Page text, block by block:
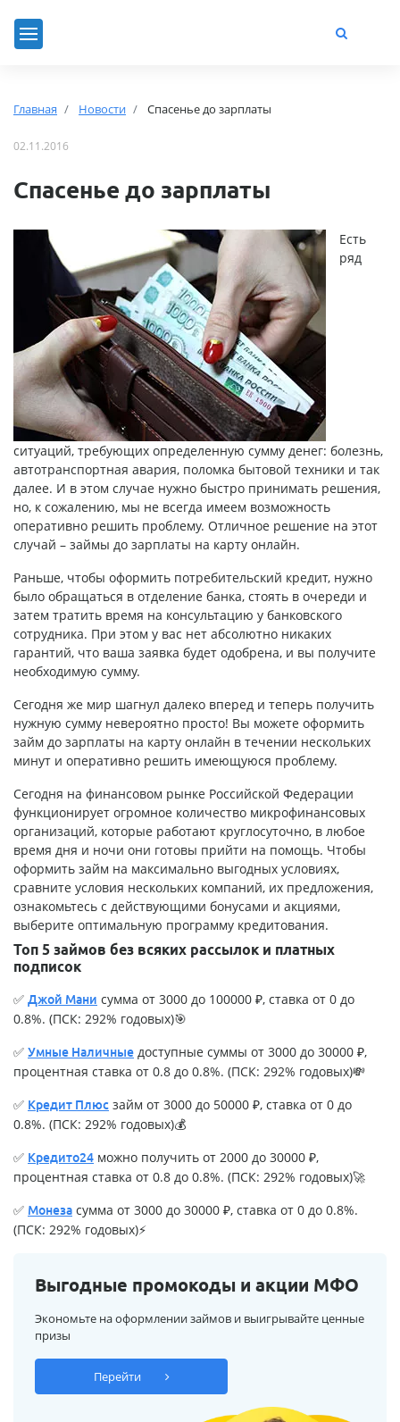
Главная Новости Спасенье до зарплаты
02.11.2016
Спасенье до зарплаты
Есть
ряд
ситуаций, требующих определенную сумму денег: болезнь,
автотранспортная авария, поломка бытовой техники и так
далее. И в этом случае нужно быстро принимать решения,
но, к сожалению, мы не всегда имеем возможность
оперативно решить проблему. Отличное решение на этот
случай – займы до зарплаты на карту онлайн.
Раньше, чтобы оформить потребительский кредит, нужно
было обращаться в отделение банка, стоять в очереди и
затем тратить время на консультацию у банковского
сотрудника. При этом у вас нет абсолютно никаких
гарантий, что ваша заявка будет одобрена, и вы получите
необходимую сумму.
Сегодня же мир шагнул далеко вперед и теперь получить
нужную сумму невероятно просто! Вы можете оформить
займ до зарплаты на карту онлайн в течении нескольких
минут и оперативно решить имеющуюся проблему.
Сегодня на финансовом рынке Российской Федерации
функционирует огромное количество микрофинансовых
организаций, которые работают круглосуточно, в любое
время дня и ночи они готовы прийти на помощь. Чтобы
оформить займ на максимально выгодных условиях,
сравните условия нескольких компаний, их предложения,
ознакомьтесь с действующими бонусами и акциями,
выберите оптимальную программу кредитования.
Топ 5 займов без всяких рассылок и платных
подписок
✅ Джой Мани сумма от 3000 до 100000 ₽, ставка от 0 до
0.8%. (ПСК: 292% годовых)🎯
✅ Умные Наличные доступные суммы от 3000 до 30000 ₽,
процентная ставка от 0.8 до 0.8%. (ПСК: 292% годовых)💸
✅ Кредит Плюс займ от 3000 до 50000 ₽, ставка от 0 до
0.8%. (ПСК: 292% годовых)💰
✅ Кредито24 можно получить от 2000 до 30000 ₽,
процентная ставка от 0.8 до 0.8%. (ПСК: 292% годовых)🚀
✅ Монеза сумма от 3000 до 30000 ₽, ставка от 0 до 0.8%.
(ПСК: 292% годовых)⚡
Выгодные промокоды и акции МФО
Экономьте на оформлении займов и выигрывайте ценные
призы
Перейти